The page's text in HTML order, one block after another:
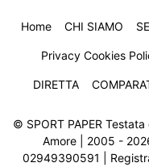
Home CHI SIAMO
Privacy Cookies
DIRETTA
© SPORT PAPER
Amore | 2005 -
02949390591 |